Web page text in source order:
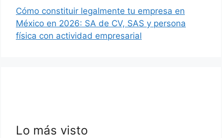
Cómo constituir legalmente tu empresa en
México en 2026: SA de CV, SAS y persona
física con actividad empresarial
Lo más visto